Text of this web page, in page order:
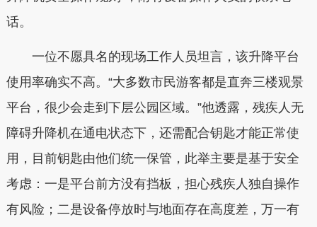
话。
一位不愿具名的现场工作人员坦言，该升降平台
使用率确实不高。“大多数市民游客都是直奔三楼观景
平台，很少会走到下层公园区域。”他透露，残疾人无
障碍升降机在通电状态下，还需配合钥匙才能正常使
用，目前钥匙由他们统一保管，此举主要是基于安全
考虑：一是平台前方没有挡板，担心残疾人独自操作
有风险；二是设备停放时与地面存在高度差，万一有